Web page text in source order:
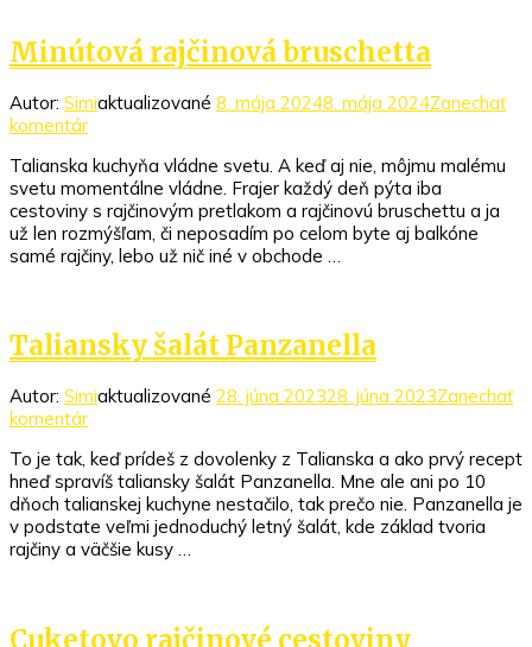
Minútová rajčinová bruschetta
Autor: Simiaktualizované 8. mája 20248. mája 2024Zanechať
komentárk
Minútová
rajčinová
bruschetta
Talianska kuchyňa vládne svetu. A keď aj nie, môjmu malému
svetu momentálne vládne. Frajer každý deň pýta iba
cestoviny s rajčinovým pretlakom a rajčinovú bruschettu a ja
už len rozmýšľam, či neposadím po celom byte aj balkóne
samé rajčiny, lebo už nič iné v obchode …
Taliansky šalát Panzanella
Autor: Simiaktualizované 28. júna 202328. júna 2023Zanechať
komentárk
Taliansky
šalát
Panzanella
To je tak, keď prídeš z dovolenky z Talianska a ako prvý recept
hneď spravíš taliansky šalát Panzanella. Mne ale ani po 10
dňoch talianskej kuchyne nestačilo, tak prečo nie. Panzanella je
v podstate veľmi jednoduchý letný šalát, kde základ tvoria
rajčiny a väčšie kusy …
Cuketovo rajčinové cestoviny